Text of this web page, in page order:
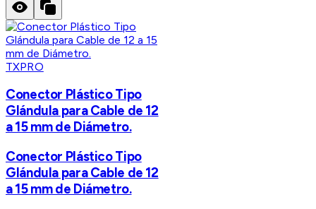
TXPRO
Conector Plástico Tipo
Glándula para Cable de 12
a 15 mm de Diámetro.
Conector Plástico Tipo
Glándula para Cable de 12
a 15 mm de Diámetro.